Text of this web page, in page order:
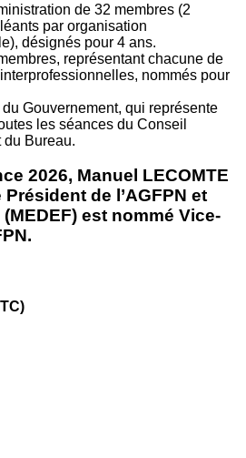
de 32 membres (2
par organisation
désignés pour 4 ans.
représentant chacune de
nommés pour
Gouvernement, qui représente
les séances du Conseil
du Bureau.
2026, Manuel LECOMTE
de l’AGFPN et
est nommé Vice-